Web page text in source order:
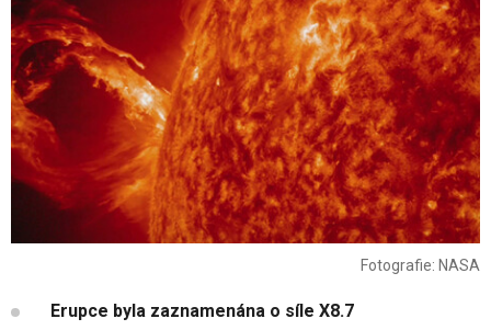
Fotografie: NASA
Erupce byla zaznamenána o síle X8.7